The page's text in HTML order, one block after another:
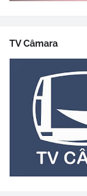
TV Câmara